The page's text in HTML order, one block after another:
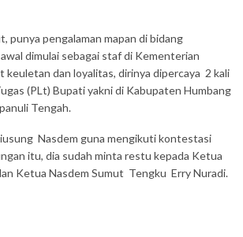
punya pengalaman mapan di bidang
dimulai sebagai staf di Kementerian
keuletan dan loyalitas, dirinya dipercaya 2 kali
(PLt) Bupati yakni di Kabupaten Humbang
Tengah.
Nasdem guna mengikuti kontestasi
itu, dia sudah minta restu kepada Ketua
Ketua Nasdem Sumut Tengku Erry Nuradi.